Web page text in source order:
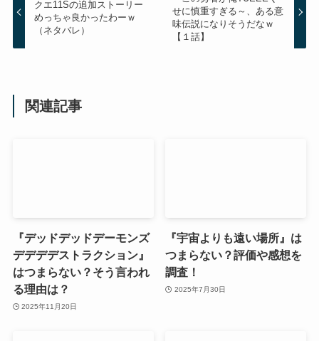
クエ11Sの追加ストーリー
めっちゃ良かったわーｗ
（ネタバレ）
せに慎重すぎる～、ある意
味伝説になりそうだなｗ
【１話】
関連記事
『デッドデッドデーモンズ
デデデデストラクション』
はつまらない？そう言われ
る理由は？
2025年11月20日
『宇宙よりも遠い場所』は
つまらない？評価や感想を
調査！
2025年7月30日